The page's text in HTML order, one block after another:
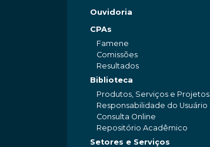
Ouvidoria
CPAs
Famene
Comissões
Resultados
Biblioteca
Produtos, Serviços e Projetos
Responsabilidade do Usuário
Consulta Online
Repositório Acadêmico
Setores e Serviços